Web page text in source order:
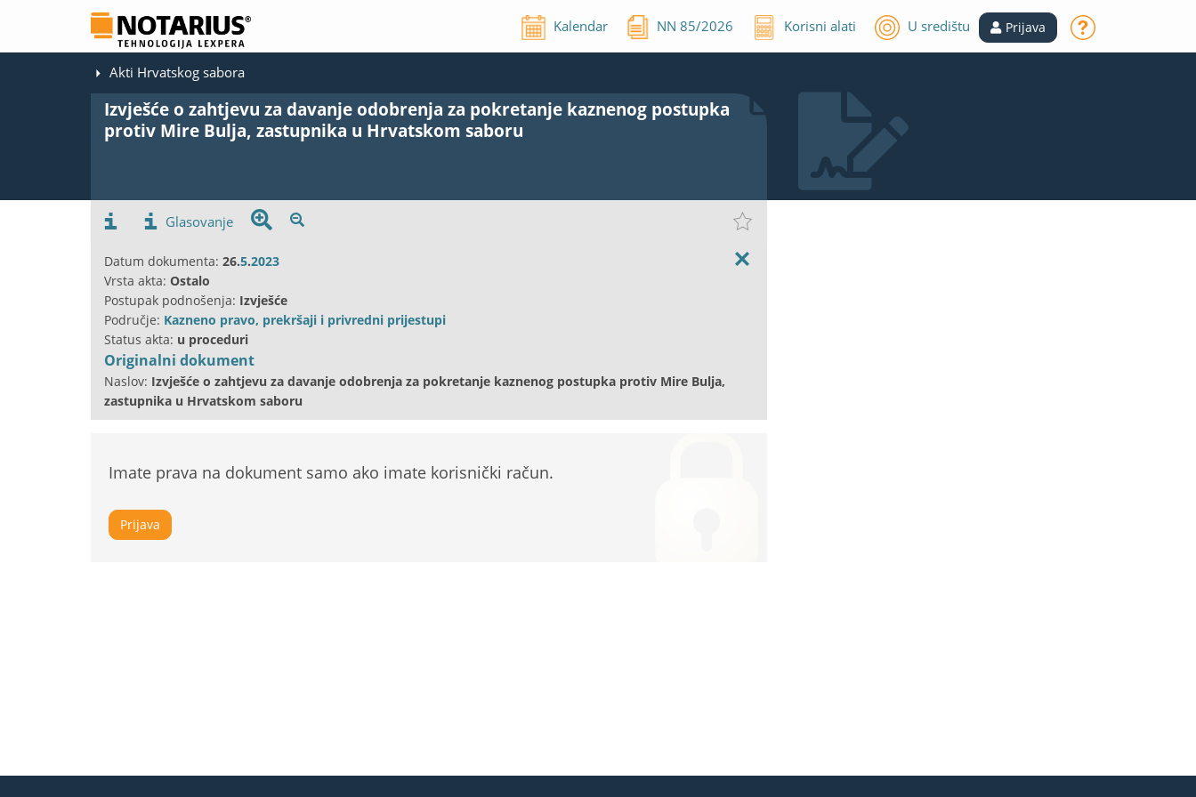
Kalendar NN85/2026 Korisni alati U središtu Prijava
Akti Hrvatskog sabora
Izvješće o zahtjevu za davanje odobrenja za pokretanje kaznenog postupka
protiv Mire Bulja, zastupnika u Hrvatskom saboru
Glasovanje
Datum dokumenta: 26.5.2023
Vrsta akta: Ostalo
Postupak podnošenja: Izvješće
Područje: Kazneno pravo, prekršaji i privredni prijestupi
Status akta: u proceduri
Originalni dokument
Naslov: Izvješće o zahtjevu za davanje odobrenja za pokretanje kaznenog postupka protiv Mire Bulja,
zastupnika u Hrvatskom saboru
Imate prava na dokument samo ako imate korisnički račun.
Prijava